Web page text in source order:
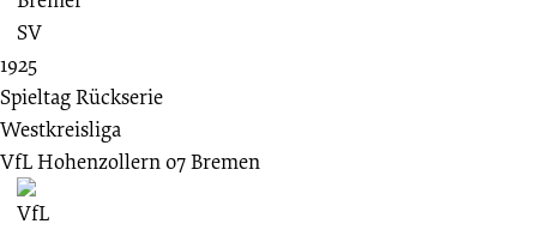
1925
Spieltag Rückserie
Westkreisliga
VfL Hohenzollern 07 Bremen